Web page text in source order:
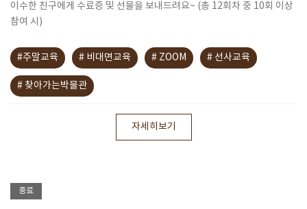
이수한 친구에게 수료증 및 선물을 보내드려요~ (총 12회차 중 10회 이상
참여 시)
#주말교육 # 비대면교육 # ZOOM # 선사교육
# 찾아가는박물관
자세히보기
종료